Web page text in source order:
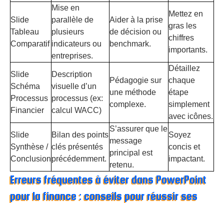
Slide
Tableau
Comparatif
Mise en
parallèle de
plusieurs
indicateurs ou
entreprises.
Aider à la prise
de décision ou
benchmark.
Mettez en
gras les
chiffres
importants.
Slide
Schéma
Processus
Financier
Description
visuelle d’un
processus (ex:
calcul WACC)
Pédagogie sur
une méthode
complexe.
Détaillez
chaque
étape
simplement
avec icônes.
Slide
Synthèse /
Conclusion
Bilan des points
clés présentés
précédemment.
S’assurer que le
message
principal est
retenu.
Soyez
concis et
impactant.
Erreurs fréquentes à éviter dans PowerPoint
pour la finance : conseils pour réussir ses